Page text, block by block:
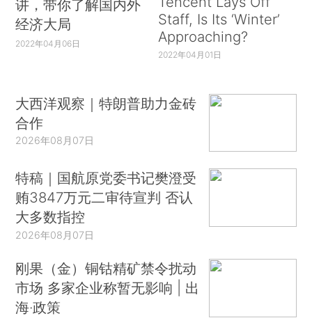
讲，带你了解国内外
经济大局
2022年04月06日
Staff, Is Its ‘Winter’
Approaching?
2022年04月01日
大西洋观察｜特朗普助力金砖
合作
2026年08月07日
特稿｜国航原党委书记樊澄受
贿3847万元二审待宣判 否认
大多数指控
2026年08月07日
刚果（金）铜钴精矿禁令扰动
市场 多家企业称暂无影响 | 出
海·政策